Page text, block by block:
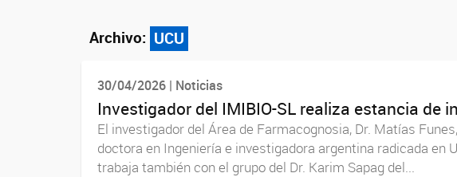
Archivo: UCU
30/04/2026 | Noticias
Investigador del IMIBIO-SL realiza estancia de
El investigador del Área de Farmacognosia, Dr. Matías
doctora en Ingeniería e investigadora argentina radicada en
trabaja también con el grupo del Dr. Karim Sapag del...